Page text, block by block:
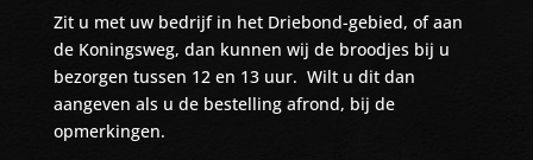
Zit u met uw bedrijf in het Driebond-gebied, of aan
de Koningsweg, dan kunnen wij de broodjes bij u
bezorgen tussen 12 en 13 uur. Wilt u dit dan
aangeven als u de bestelling afrond, bij de
opmerkingen.